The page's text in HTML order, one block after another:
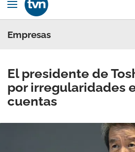
Obrir navegació
Empresas
El presidente de
por irregularidades
cuentas